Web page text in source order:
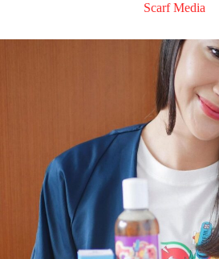
Scarf Media